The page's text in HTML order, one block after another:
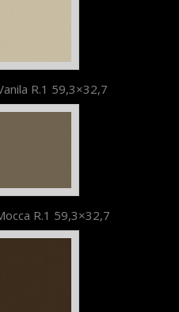
R.1 59,3×32,7
R.1 59,3×32,7